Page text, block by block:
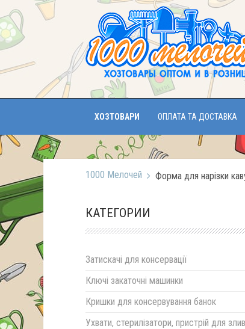
ХОЗТОВАРИ ОПЛАТА ТА ДОСТАВКА
1000 Мелочей Форма для нарізки
КАТЕГОРИИ
Затискачі для консервації
Ключі закаточні машинки
Кришки для консервування банок
Ухвати, стерилізатори, пристрій для